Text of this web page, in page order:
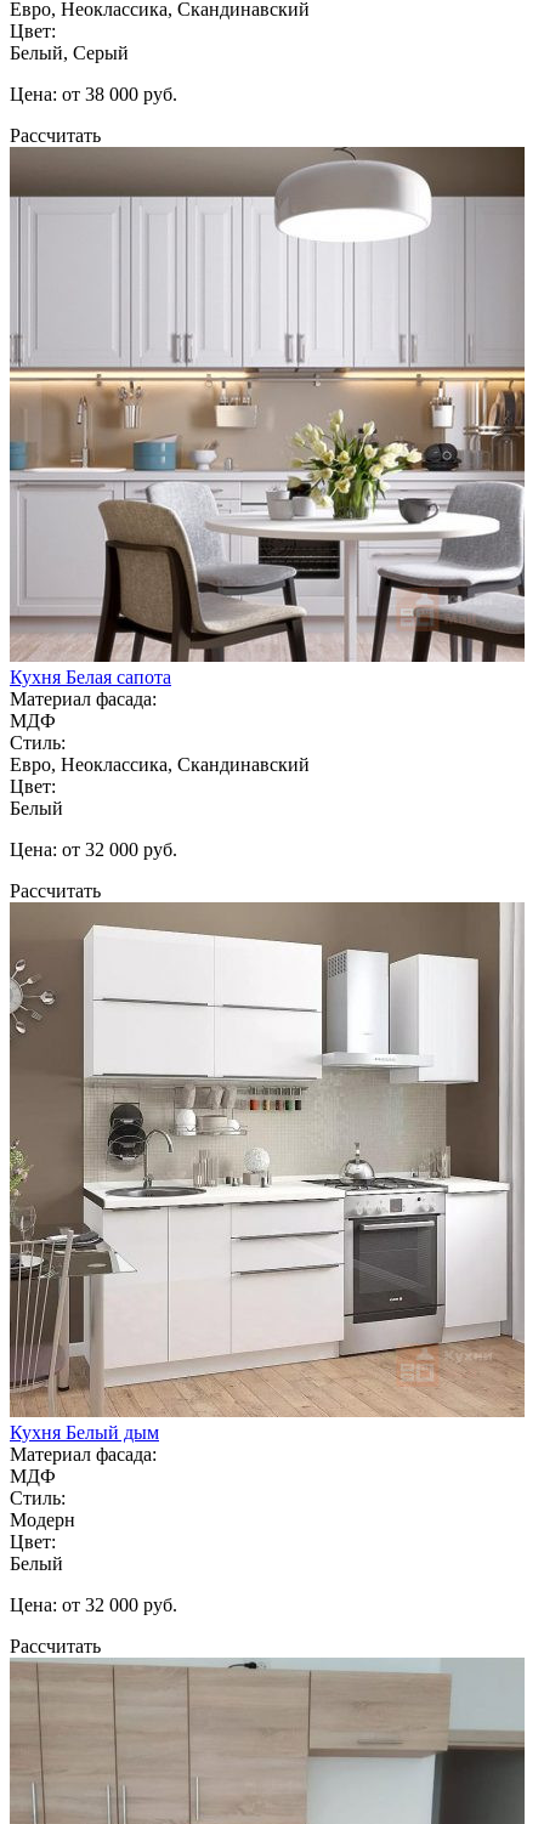
Евро, Неоклассика, Скандинавский
Цвет:
Белый, Серый
Цена: от 38 000 руб.
Рассчитать
Кухня Белая сапота
Материал фасада:
МДФ
Стиль:
Евро, Неоклассика, Скандинавский
Цвет:
Белый
Цена: от 32 000 руб.
Рассчитать
Кухня Белый дым
Материал фасада:
МДФ
Стиль:
Модерн
Цвет:
Белый
Цена: от 32 000 руб.
Рассчитать